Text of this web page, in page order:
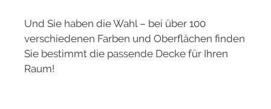
Und Sie haben die Wahl – bei über 100
verschiedenen Farben und Oberflächen finden
Sie bestimmt die passende Decke für Ihren
Raum!